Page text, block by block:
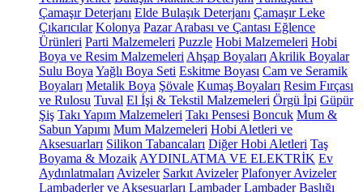
Çamaşır Deterjanı Elde Bulaşık Deterjanı Çamaşır Leke
Çıkarıcılar Kolonya Pazar Arabası ve Çantası Eğlence
Ürünleri Parti Malzemeleri Puzzle Hobi Malzemeleri Hobi
Boya ve Resim Malzemeleri Ahşap Boyaları Akrilik Boyalar
Sulu Boya Yağlı Boya Seti Eskitme Boyası Cam ve Seramik
Boyaları Metalik Boya Şövale Kumaş Boyaları Resim Fırçası
ve Rulosu Tuval El İşi & Tekstil Malzemeleri Örgü İpi Güpür
Şiş Takı Yapım Malzemeleri Takı Pensesi Boncuk Mum &
Sabun Yapımı Mum Malzemeleri Hobi Aletleri ve
Aksesuarları Silikon Tabancaları Diğer Hobi Aletleri Taş
Boyama & Mozaik AYDINLATMA VE ELEKTRİK Ev
Aydınlatmaları Avizeler Sarkıt Avizeler Plafonyer Avizeler
Lambaderler ve Aksesuarları Lambader Lambader Başlığı